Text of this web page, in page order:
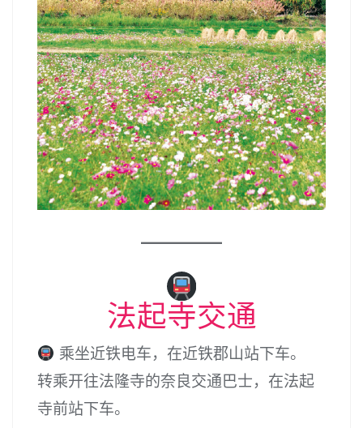
法起寺交通
乘坐近铁电车，在近铁郡山站下车。
转乘开往法隆寺的奈良交通巴士，在法起
寺前站下车。